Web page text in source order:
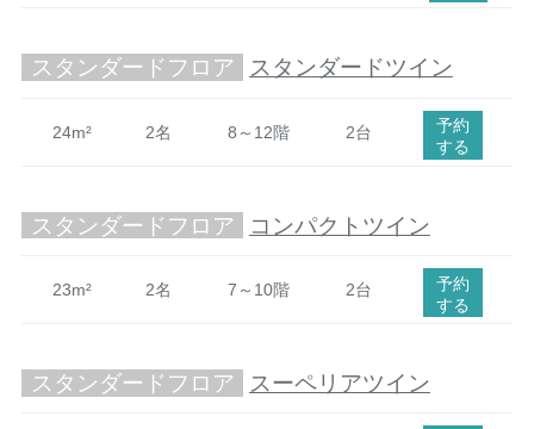
スタンダードフロア スタンダードツイン
24m² 2名 8～12階 2台
予約
する
スタンダードフロア コンパクトツイン
23m² 2名 7～10階 2台
予約
する
スタンダードフロア スーペリアツイン